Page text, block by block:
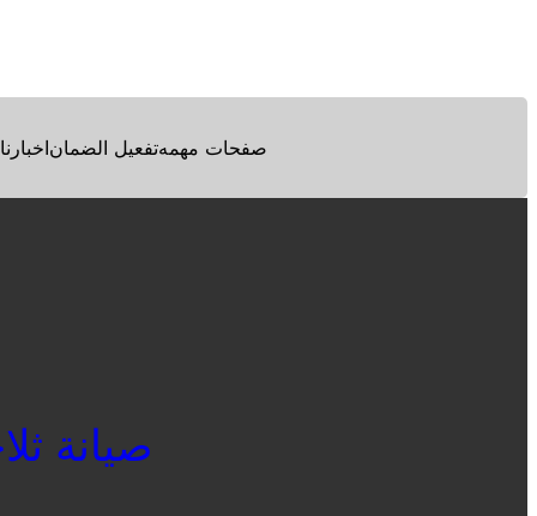
اخبارناتفعيل الضمانصفحات مهمه
صيانة